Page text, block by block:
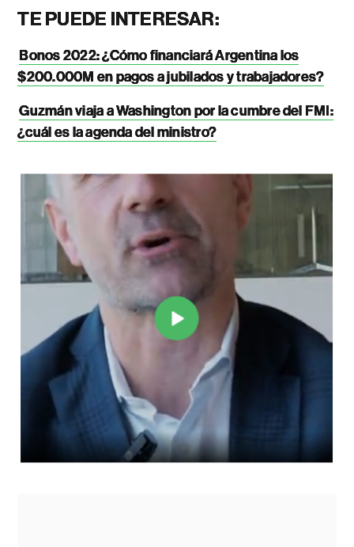
TE PUEDE INTERESAR:
Bonos 2022: ¿Cómo financiará Argentina los
$200.000M en pagos a jubilados y trabajadores?
Guzmán viaja a Washington por la cumbre del FMI:
¿cuál es la agenda del ministro?